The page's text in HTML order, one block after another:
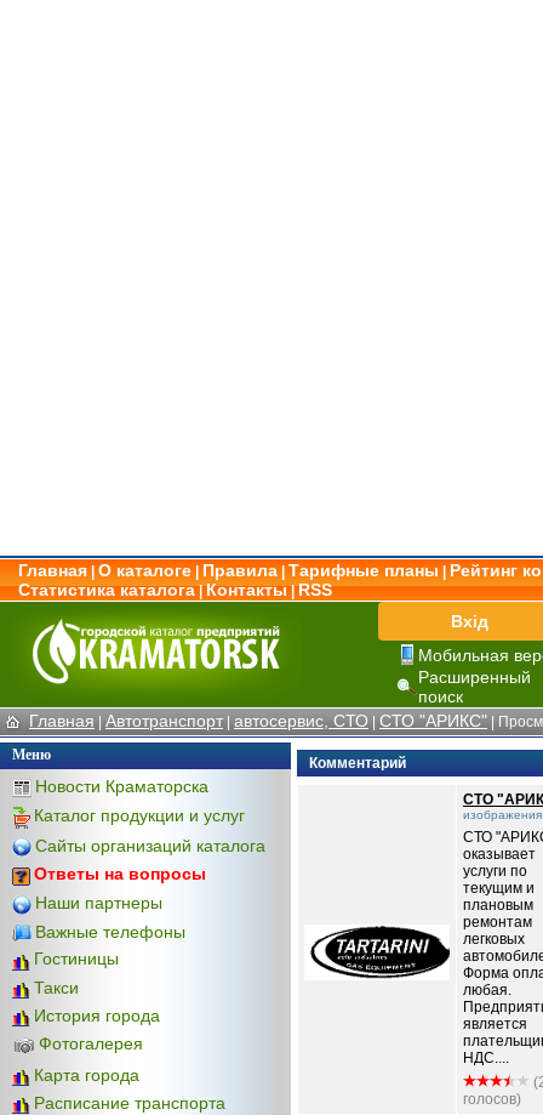
Главная О каталоге Правила Тарифные планы
Рейтинг
Статистика каталога|Контакты|RSS
Вхід
Мобильная
Расширенный
поиск
Главная | Автотранспорт| автосервис, СТО | СТО "АРИКС" |
Меню
Новости Краматорска
Каталог продукции и услуг
Сайты организаций каталога
Ответы на вопросы
Наши партнеры
Важные телефоны
Гостиницы
Такси
История города
Фотогалерея
Карта города
Расписание транспорта
Комментарий
СТО
изображения
СТО
оказывает
услуги по
текущим и
плановым
ремонтам
легковых
Форма
любая.
является
НДС....
голосов)